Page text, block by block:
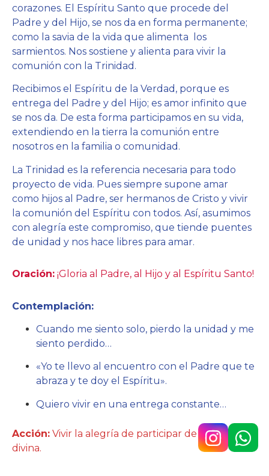
corazones. El Espíritu Santo que procede del
Padre y del Hijo, se nos da en forma permanente;
como la savia de la vida que alimenta los
sarmientos. Nos sostiene y alienta para vivir la
comunión con la Trinidad.
Recibimos el Espíritu de la Verdad, porque es
entrega del Padre y del Hijo; es amor infinito que
se nos da. De esta forma participamos en su vida,
extendiendo en la tierra la comunión entre
nosotros en la familia o comunidad.
La Trinidad es la referencia necesaria para todo
proyecto de vida. Pues siempre supone amar
como hijos al Padre, ser hermanos de Cristo y vivir
la comunión del Espíritu con todos. Así, asumimos
con alegría este compromiso, que tiende puentes
de unidad y nos hace libres para amar.
Oración: ¡Gloria al Padre, al Hijo y al Espíritu Santo!
Contemplación:
Cuando me siento solo, pierdo la unidad y me
siento perdido…
«Yo te llevo al encuentro con el Padre que te
abraza y te doy el Espíritu».
Quiero vivir en una entrega constante…
Acción: Vivir la alegría de participar de la vida
divina.